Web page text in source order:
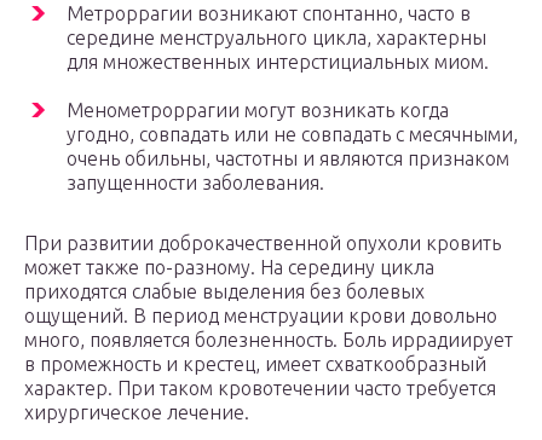
Метроррагии возникают спонтанно, часто в
середине менструального цикла, характерны
для множественных интерстициальных миом.
Менометроррагии могут возникать когда
угодно, совпадать или не совпадать с месячными,
очень обильны, частотны и являются признаком
запущенности заболевания.
При развитии доброкачественной опухоли кровить
может также по-разному. На середину цикла
приходятся слабые выделения без болевых
ощущений. В период менструации крови довольно
много, появляется болезненность. Боль иррадиирует
в промежность и крестец, имеет схваткообразный
характер. При таком кровотечении часто требуется
хирургическое лечение.